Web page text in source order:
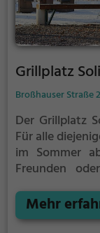
Grillplatz
Broßhauser Straße
Der Grillplatz
Für alle
im Sommer
Freunden
Grillplatzes:
ruhig auch
Mehr